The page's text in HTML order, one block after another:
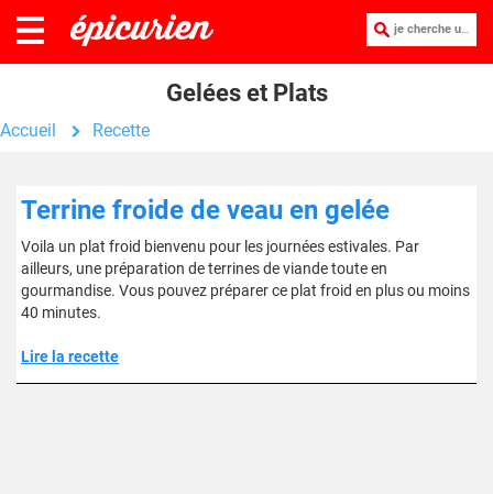
je cherche une recette :
Gelées et Plats
Accueil Recette
Terrine froide de veau en gelée
Voila un plat froid bienvenu pour les journées estivales. Par
ailleurs, une préparation de terrines de viande toute en
gourmandise. Vous pouvez préparer ce plat froid en plus ou moins
40 minutes.
Lire la recette